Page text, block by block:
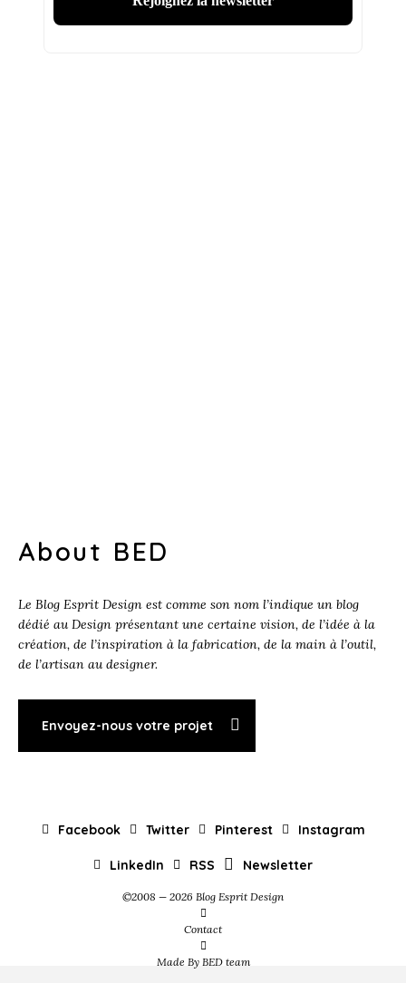
About BED
Le Blog Esprit Design est comme son nom l’indique un blog
dédié au Design présentant une certaine vision, de l’idée à la
création, de l’inspiration à la fabrication, de la main à l’outil,
de l’artisan au designer.
Envoyez-nous votre projet
Facebook Twitter Pinterest Instagram
LinkedIn RSS Newsletter
©2008 — 2026 Blog Esprit Design
Contact
Made By BED team